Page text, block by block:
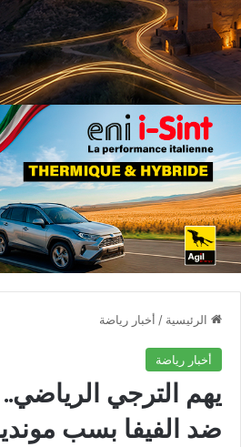
الرئيسية / أخبار رياضة
أخبار رياضة
يهم الترجي
ضد الفيفا بسب